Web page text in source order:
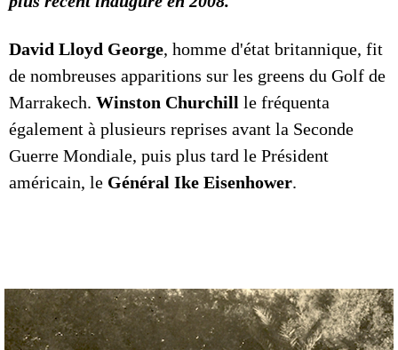
David Lloyd George, homme d'état britannique, fit
de nombreuses apparitions sur les greens du Golf de
Marrakech. Winston Churchill le fréquenta
également à plusieurs reprises avant la Seconde
Guerre Mondiale, puis plus tard le Président
américain, le Général Ike Eisenhower.